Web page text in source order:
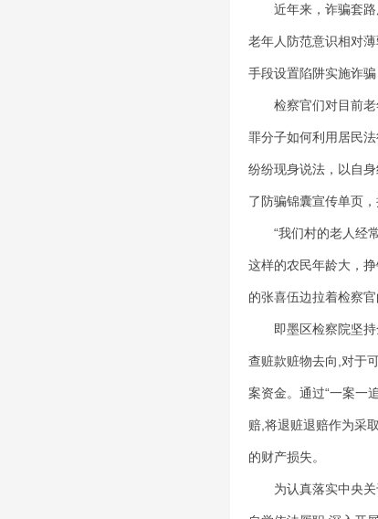
近年来，诈骗套路
老年人防范意识相对
手段设置陷阱实施诈
检察官们对目前老
罪分子如何利用居民
纷纷现身说法，以自
了防骗锦囊宣传单页
“我们村的老人经常
这样的农民年龄大，
的张喜伍边拉着检察官
即墨区检察院坚持
查赃款赃物去向,对于
案资金。通过“一案一
赔,将退赃退赔作为采
的财产损失。
为认真落实中央关